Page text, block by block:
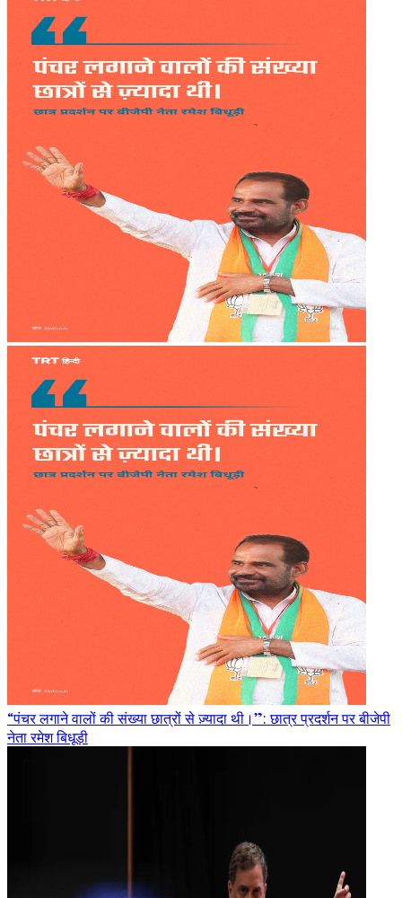
“पंचर लगाने वालों की संख्या छात्रों से ज़्यादा थी।”: छात्र प्रदर्शन पर बीजेपी
नेता रमेश बिधूड़ी